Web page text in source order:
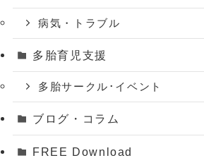
病気・トラブル
多胎育児支援
多胎サークル･イベント
ブログ・コラム
FREE Download